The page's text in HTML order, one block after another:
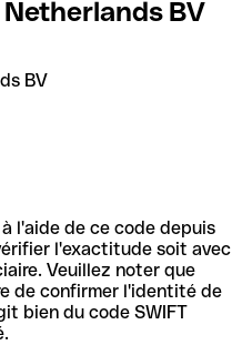
BV
BV
l'aide de ce code depuis
l'exactitude soit avec
Veuillez noter que
de confirmer l'identité de
bien du code SWIFT